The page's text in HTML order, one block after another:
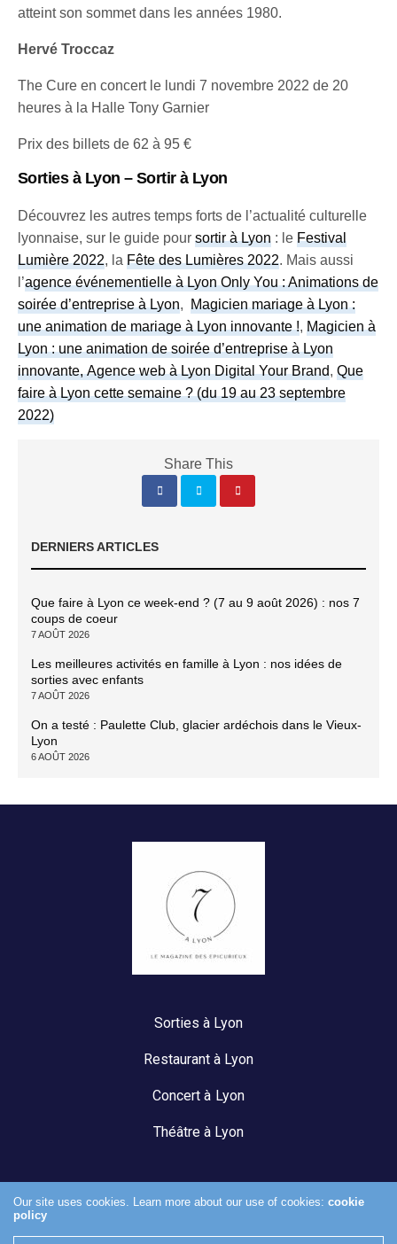
atteint son sommet dans les années 1980.
Hervé Troccaz
The Cure en concert le lundi 7 novembre 2022 de 20
heures à la Halle Tony Garnier
Prix des billets de 62 à 95 €
Sorties à Lyon – Sortir à Lyon
Découvrez les autres temps forts de l’actualité culturelle
lyonnaise, sur le guide poursortir à Lyon : leFestival
Lumière 2022, laFête des Lumières 2022. Mais aussi
l’agence événementielle à Lyon Only You : Animations de
soirée d’entreprise à Lyon,Magicien mariage à Lyon :
une animation de mariage à Lyon innovante !,Magicien à
Lyon : une animation de soirée d’entreprise à Lyon
innovante, Agence web à Lyon Digital Your Brand,Que
faire à Lyon cette semaine ? (du 19 au 23 septembre
2022)
Share This
DERNIERS ARTICLES
Que faire à Lyon ce week-end ? (7 au 9 août 2026) : nos 7
coups de coeur
7 AOÛT 2026
Les meilleures activités en famille à Lyon : nos idées de
sorties avec enfants
7 AOÛT 2026
On a testé : Paulette Club, glacier ardéchois dans le Vieux-
Lyon
6 AOÛT 2026
Sorties à Lyon
Restaurant à Lyon
Concert à Lyon
Théâtre à Lyon
Mentions légales
Our site uses cookies. Learn more about our use of cookies:cookie
policy